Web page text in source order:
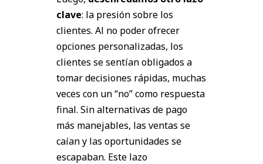
clave: la presión sobre los
clientes. Al no poder ofrecer
opciones personalizadas, los
clientes se sentían obligados a
tomar decisiones rápidas, muchas
veces con un “no” como respuesta
final. Sin alternativas de pago
más manejables, las ventas se
caían y las oportunidades se
escapaban. Este lazo